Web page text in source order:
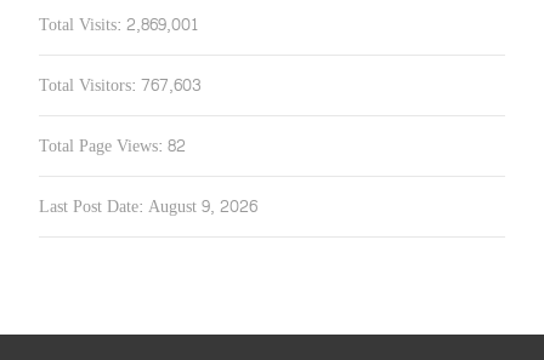
Total Visits: 2,869,001
Total Visitors: 767,603
Total Page Views: 82
Last Post Date: August 9, 2026